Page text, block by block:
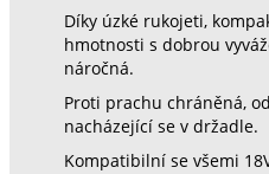
Díky úzké rukojeti,
hmotnosti s dobrou
náročná.
Proti prachu chráněná,
nacházející se v držadle.
Kompatibilní se všemi